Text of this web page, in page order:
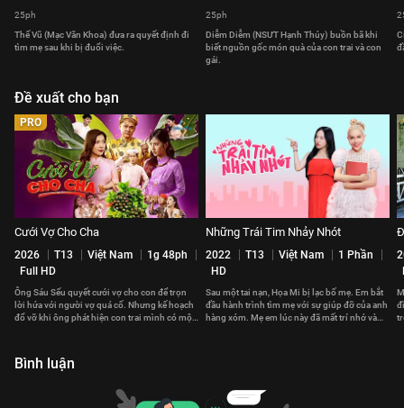
25ph
Thế Vũ (Mạc Văn Khoa) đưa ra quyết định đi
tìm mẹ sau khi bị đuổi việc.
25ph
Diễm Diễm (NSƯT Hạnh Thúy) buồn bã khi
biết nguồn gốc món quà của con trai và con
gái.
Đề xuất cho bạn
PRO
Cưới Vợ Cho Cha
2026 T13 Việt Nam
1g 48ph
Full HD
Ông Sáu Sếu quyết cưới vợ cho con để trọn
lời hứa với người vợ quá cố. Nhưng kế hoạch
đổ vỡ khi ông phát hiện con trai mình có một
Những Trái Tim Nhảy Nhót
2022 T13 Việt Nam
1 Phần
HD
Sau một tai nạn, Họa Mi bị lạc bố mẹ. Em bắt
đầu hành trình tìm mẹ với sự giúp đỡ của anh
hàng xóm. Mẹ em lúc này đã mất trí nhớ và
Bình luận